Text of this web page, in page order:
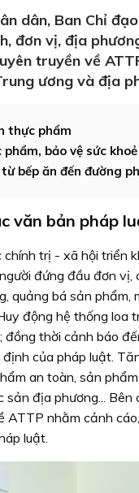
dân, Ban Chỉ
đơn vị, địa
truyền về
ương và địa
thực phẩm
bảo vệ sức
bếp ăn đến đường
văn bản pháp
trị - xã hội triển
đứng đầu đơn vị,
quảng bá sản
động hệ thống loa
thời cảnh báo
của pháp luật.
an toàn, sản
địa phương...
nhằm cảnh
luật.